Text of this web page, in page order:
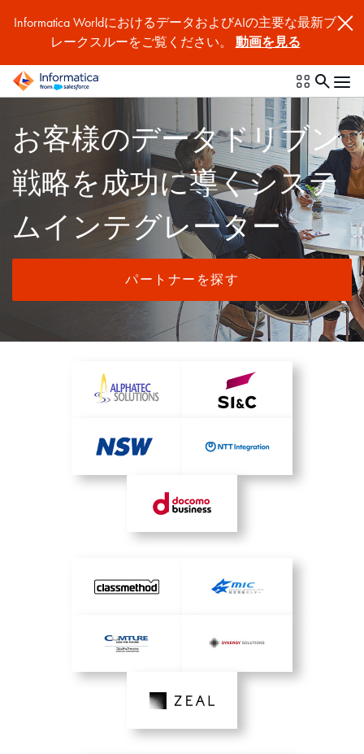
Informatica WorldにおけるデータおよびAIの主要な最新ブ
レークスルーをご覧ください。 動画を見る
お客様のデータドリブン
戦略を成功に導くシステ
ムインテグレーター
パートナーを探す